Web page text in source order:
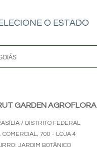
O ESTADO
GARDEN AGROFLORA
/ DISTRITO FEDERAL
COMERCIAL, 700 - LOJA 4
JARDIM BOTÂNICO